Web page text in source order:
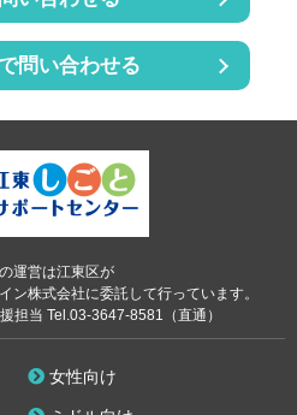
問い合わせる
運営は江東区が
ン株式会社に委託して行っています。
担当 Tel.03-3647-8581（直通）
女性向け